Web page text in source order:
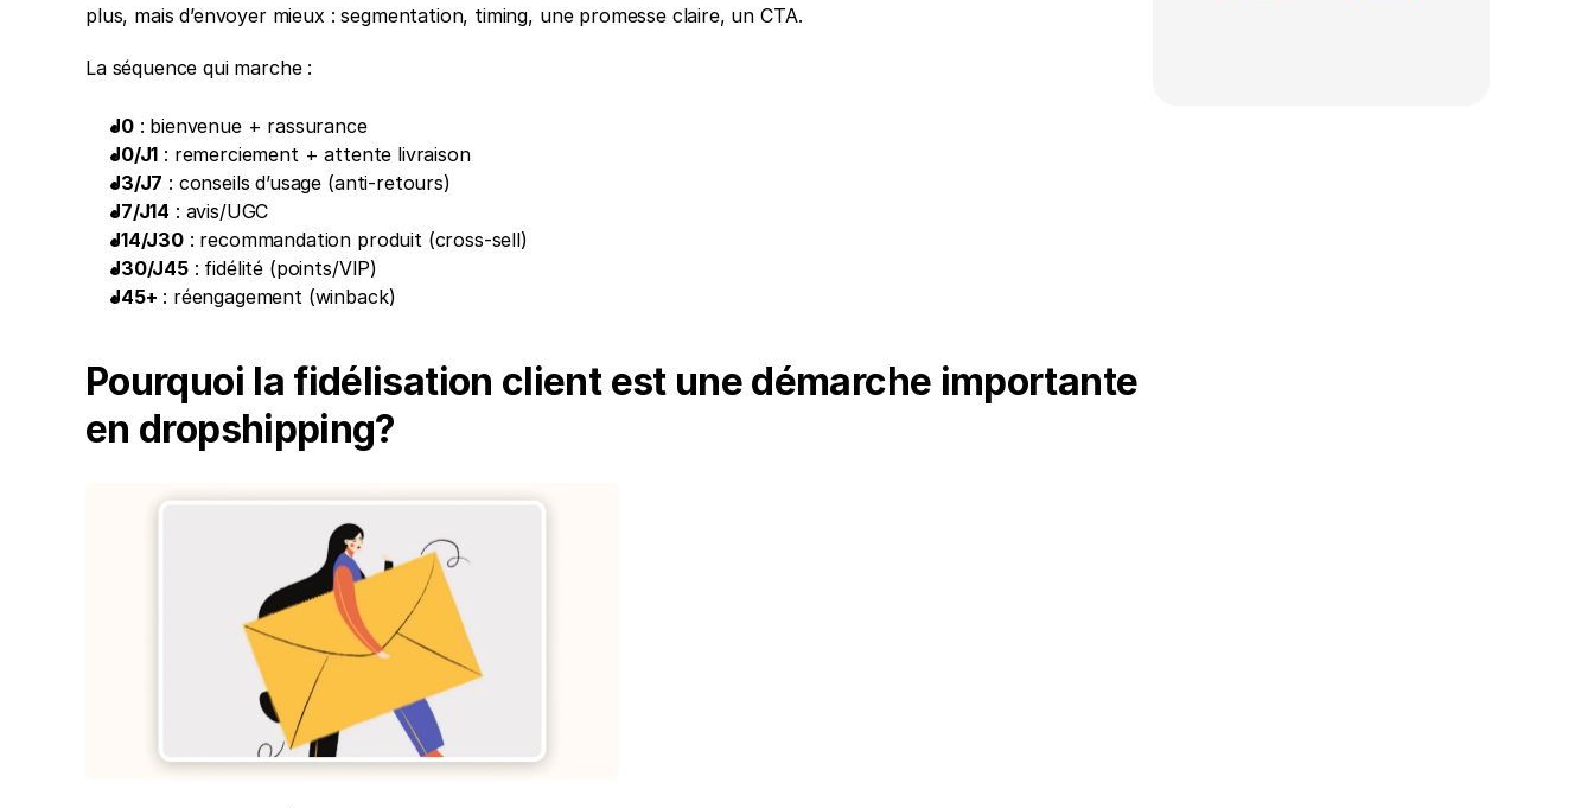
plus, mais d’envoyer mieux : segmentation, timing, une promesse claire, un CTA.
La séquence qui marche :
J0 : bienvenue + rassurance
J0/J1 : remerciement + attente livraison
J3/J7 : conseils d’usage (anti-retours)
J7/J14 : avis/UGC
J14/J30 : recommandation produit (cross-sell)
J30/J45 : fidélité (points/VIP)
J45+ : réengagement (winback)
Pourquoi la fidélisation client est une démarche importante
en dropshipping?